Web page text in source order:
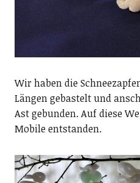
Wir haben die
Längen gebastelt und
Ast gebunden. Auf diese
Mobile entstanden.